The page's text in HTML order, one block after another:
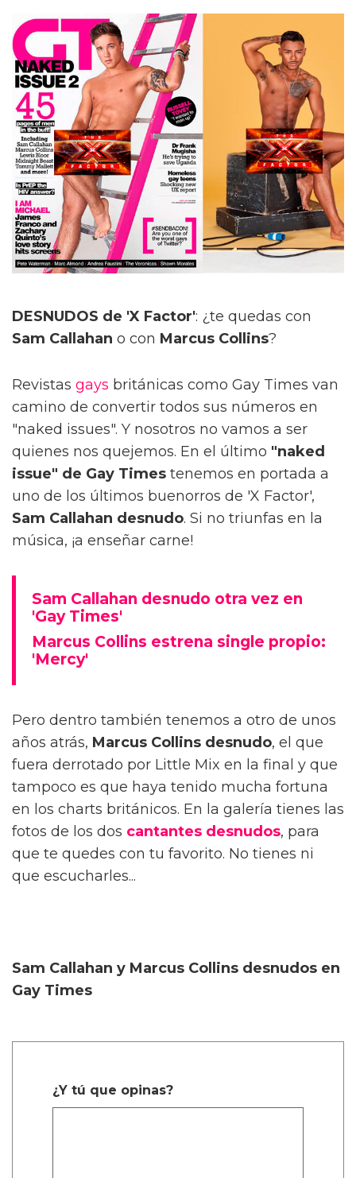
DESNUDOS de 'X Factor': ¿te quedas con
Sam Callahan o con Marcus Collins?
Revistas gays británicas como Gay Times van
camino de convertir todos sus números en
"naked issues". Y nosotros no vamos a ser
quienes nos quejemos. En el último "naked
issue" de Gay Times tenemos en portada a
uno de los últimos buenorros de 'X Factor',
Sam Callahan desnudo. Si no triunfas en la
música, ¡a enseñar carne!
Sam Callahan desnudo otra vez en
'Gay Times'
Marcus Collins estrena single propio:
'Mercy'
Pero dentro también tenemos a otro de unos
años atrás, Marcus Collins desnudo, el que
fuera derrotado por Little Mix en la final y que
tampoco es que haya tenido mucha fortuna
en los charts británicos. En la galería tienes las
fotos de los dos cantantes desnudos, para
que te quedes con tu favorito. No tienes ni
que escucharles...
Sam Callahan y Marcus Collins desnudos en
Gay Times
¿Y tú que opinas?